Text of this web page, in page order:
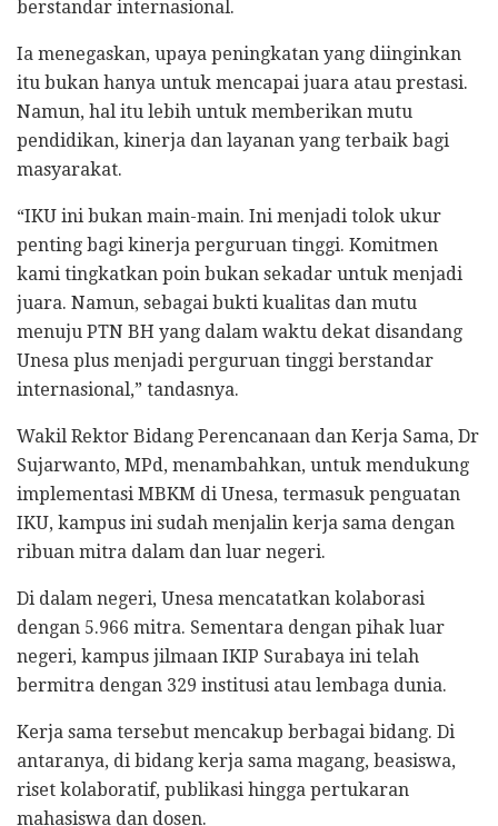
berstandar internasional.
Ia menegaskan, upaya peningkatan yang diinginkan
itu bukan hanya untuk mencapai juara atau prestasi.
Namun, hal itu lebih untuk memberikan mutu
pendidikan, kinerja dan layanan yang terbaik bagi
masyarakat.
“IKU ini bukan main-main. Ini menjadi tolok ukur
penting bagi kinerja perguruan tinggi. Komitmen
kami tingkatkan poin bukan sekadar untuk menjadi
juara. Namun, sebagai bukti kualitas dan mutu
menuju PTN BH yang dalam waktu dekat disandang
Unesa plus menjadi perguruan tinggi berstandar
internasional,” tandasnya.
Wakil Rektor Bidang Perencanaan dan Kerja Sama, Dr
Sujarwanto, MPd, menambahkan, untuk mendukung
implementasi MBKM di Unesa, termasuk penguatan
IKU, kampus ini sudah menjalin kerja sama dengan
ribuan mitra dalam dan luar negeri.
Di dalam negeri, Unesa mencatatkan kolaborasi
dengan 5.966 mitra. Sementara dengan pihak luar
negeri, kampus jilmaan IKIP Surabaya ini telah
bermitra dengan 329 institusi atau lembaga dunia.
Kerja sama tersebut mencakup berbagai bidang. Di
antaranya, di bidang kerja sama magang, beasiswa,
riset kolaboratif, publikasi hingga pertukaran
mahasiswa dan dosen.